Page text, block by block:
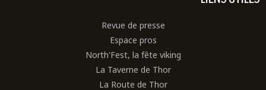
Revue de presse
Espace pros
North'Fest, la fête viking
La Taverne de Thor
La Route de Thor